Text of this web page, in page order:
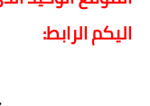
اليكم الرابط: